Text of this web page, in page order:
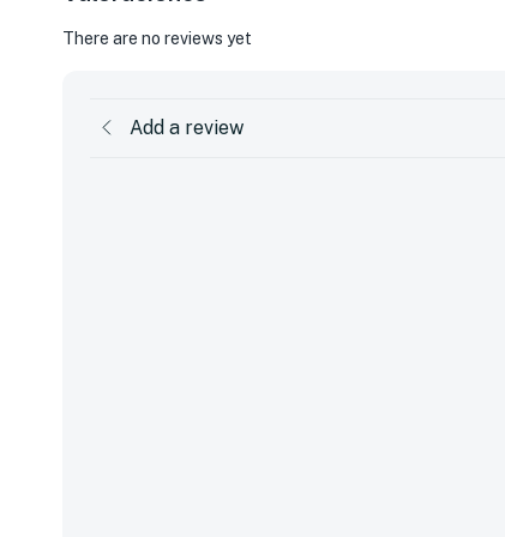
There are no reviews yet
Add a review